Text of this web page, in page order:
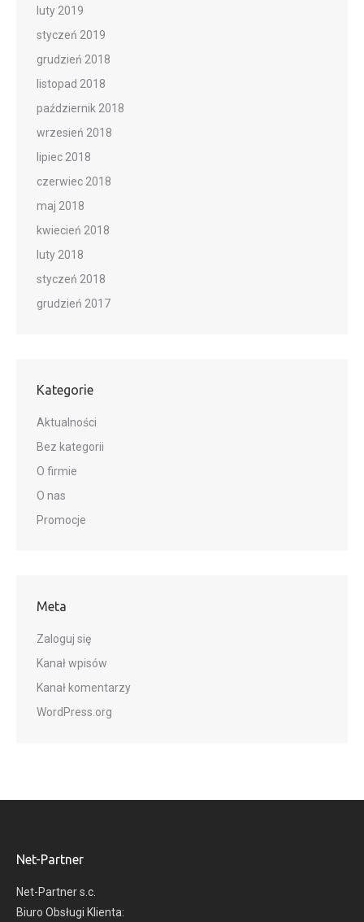
luty 2019
styczeń 2019
grudzień 2018
listopad 2018
październik 2018
wrzesień 2018
lipiec 2018
czerwiec 2018
maj 2018
kwiecień 2018
luty 2018
styczeń 2018
grudzień 2017
Kategorie
Aktualności
Bez kategorii
O firmie
O nas
Promocje
Meta
Zaloguj się
Kanał wpisów
Kanał komentarzy
WordPress.org
Net-Partner
Net-Partner s.c.
Biuro Obsługi Klienta: